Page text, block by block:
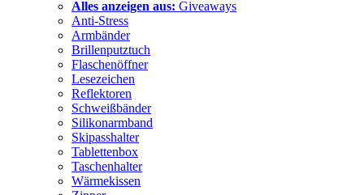
Alles anzeigen aus: Giveaways
Anti-Stress
Armbänder
Brillenputztuch
Flaschenöffner
Lesezeichen
Reflektoren
Schweißbänder
Silikonarmband
Skipasshalter
Tablettenbox
Taschenhalter
Wärmekissen